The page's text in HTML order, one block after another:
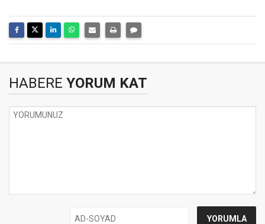
HABERE YORUM KAT